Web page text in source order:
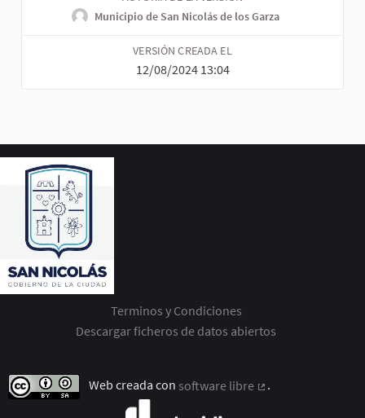
Municipio de San Nicolás de los Garza
VERSIÓN CREADA EL
12/08/2024 13:04
Terminos y Condiciones
Descargar ficheros de datos abiertos
Web creada con software libre
.